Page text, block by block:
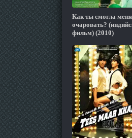
Как ты смогла меня
очаровать?
фильм) (2010)